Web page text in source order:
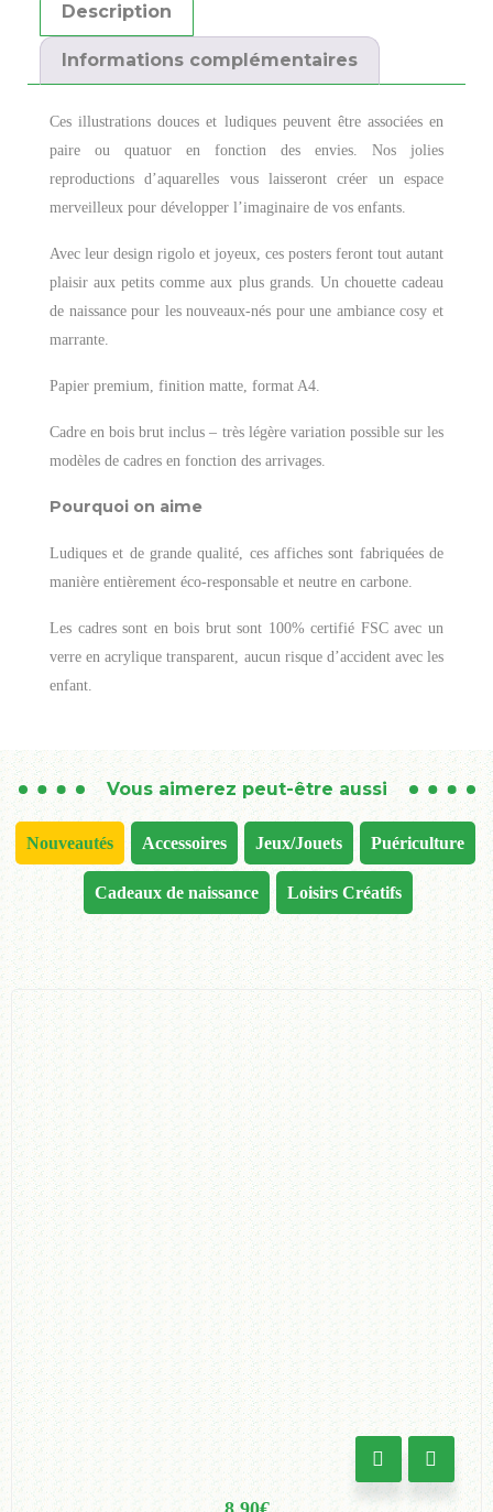
Description
Informations complémentaires
Ces illustrations douces et ludiques peuvent être associées en
paire ou quatuor en fonction des envies. Nos jolies
reproductions d’aquarelles vous laisseront créer un espace
merveilleux pour développer l’imaginaire de vos enfants.
Avec leur design rigolo et joyeux, ces posters feront tout autant
plaisir aux petits comme aux plus grands. Un chouette cadeau
de naissance pour les nouveaux-nés pour une ambiance cosy et
marrante.
Papier premium, finition matte, format A4.
Cadre en bois brut inclus – très légère variation possible sur les
modèles de cadres en fonction des arrivages.
Pourquoi on aime
Ludiques et de grande qualité, ces affiches sont fabriquées de
manière entièrement éco-responsable et neutre en carbone.
Les cadres sont en bois brut sont 100% certifié FSC avec un
verre en acrylique transparent, aucun risque d’accident avec les
enfant.
Vous aimerez peut-être aussi
Nouveautés Accessoires Jeux/Jouets Puériculture
Cadeaux de naissance Loisirs Créatifs